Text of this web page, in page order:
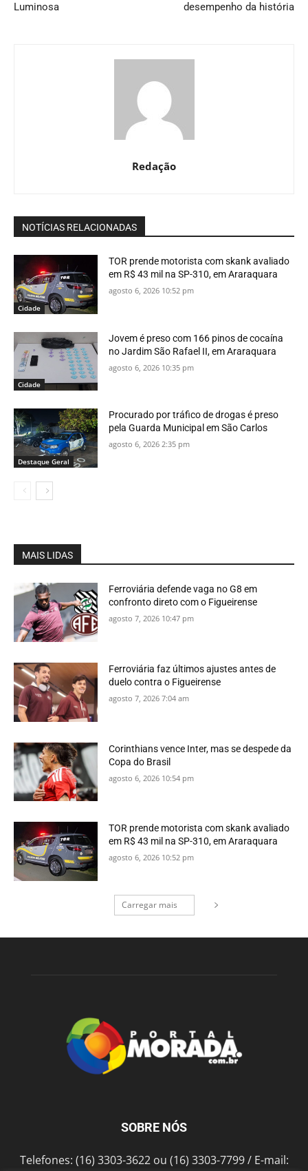
Luminosa
desempenho da história
Redação
NOTÍCIAS RELACIONADAS
Cidade
TOR prende motorista com skank avaliado
em R$ 43 mil na SP-310, em Araraquara
agosto 6, 2026 10:52 pm
Cidade
Jovem é preso com 166 pinos de cocaína
no Jardim São Rafael II, em Araraquara
agosto 6, 2026 10:35 pm
Destaque Geral
Procurado por tráfico de drogas é preso
pela Guarda Municipal em São Carlos
agosto 6, 2026 2:35 pm
MAIS LIDAS
Ferroviária defende vaga no G8 em
confronto direto com o Figueirense
agosto 7, 2026 10:47 pm
Ferroviária faz últimos ajustes antes de
duelo contra o Figueirense
agosto 7, 2026 7:04 am
Corinthians vence Inter, mas se despede da
Copa do Brasil
agosto 6, 2026 10:54 pm
TOR prende motorista com skank avaliado
em R$ 43 mil na SP-310, em Araraquara
agosto 6, 2026 10:52 pm
Carregar mais
SOBRE NÓS
Telefones: (16) 3303-3622 ou (16) 3303-7799 / E-mail: